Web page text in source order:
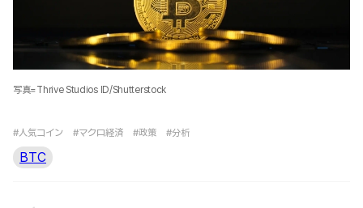
写真=Thrive Studios ID/Shutterstock
#人気コイン #マクロ経済 #政策 #分析
BTC